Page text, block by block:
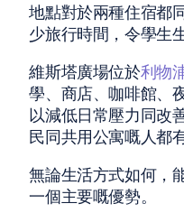
地點對於兩種住宿都
少旅行時間，令學生
維斯塔廣場位於利物
學、商店、咖啡館、
以減低日常壓力同改
民同共用公寓嘅人都
無論生活方式如何，
一個主要嘅優勢。